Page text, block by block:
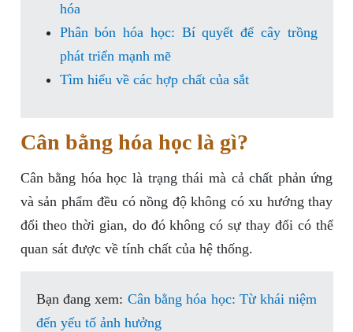
hóa
Phân bón hóa học: Bí quyết để cây trồng
phát triển mạnh mẽ
Tìm hiểu về các hợp chất của sắt
Cân bằng hóa học là gì?
Cân bằng hóa học là trạng thái mà cả chất phản ứng
và sản phẩm đều có nồng độ không có xu hướng thay
đổi theo thời gian, do đó không có sự thay đổi có thể
quan sát được về tính chất của hệ thống.
Bạn đang xem: Cân bằng hóa học: Từ khái niệm
đến yếu tố ảnh hưởng